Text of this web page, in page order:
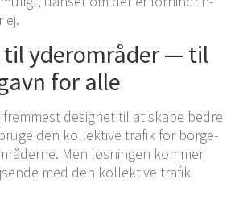
ej.
til yder­om­rå­der — til
for alle
desig­net til at skabe bedre
den kol­lek­ti­ve tra­fik for bor­ge­
Men løs­nin­gen kom­mer
med den kol­lek­ti­ve tra­fik